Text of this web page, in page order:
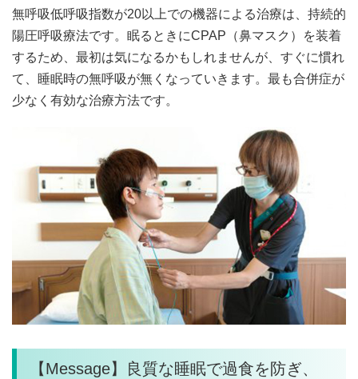
無呼吸低呼吸指数が20以上での機器による治療は、持続的
陽圧呼吸療法です。眠るときにCPAP（鼻マスク）を装着
するため、最初は気になるかもしれませんが、すぐに慣れ
て、睡眠時の無呼吸が無くなっていきます。最も合併症が
少なく有効な治療方法です。
【Message】良質な睡眠で過食を防ぎ、